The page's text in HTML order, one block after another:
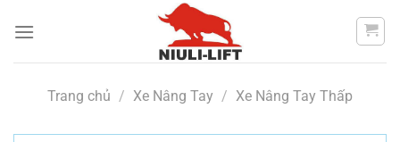
đến
Trang chủ / Xe Nâng Tay / Xe Nâng Tay Thấp